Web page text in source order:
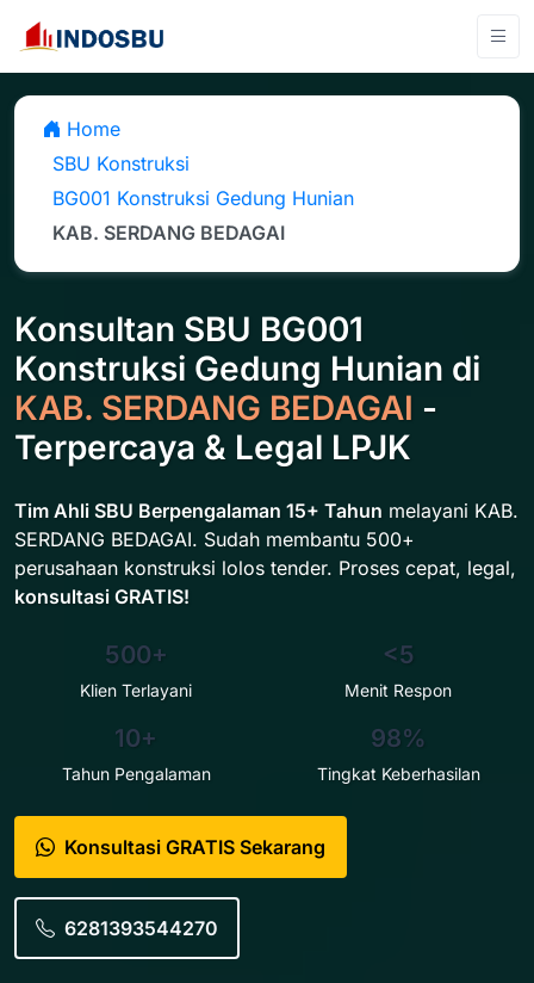
Home
SBU Konstruksi
BG001 Konstruksi Gedung Hunian
KAB. SERDANG BEDAGAI
Konsultan SBU BG001
Konstruksi Gedung Hunian di
KAB. SERDANG BEDAGAI -
Terpercaya & Legal LPJK
Tim Ahli SBU Berpengalaman 15+ Tahun melayani KAB.
SERDANG BEDAGAI. Sudah membantu 500+
perusahaan konstruksi lolos tender. Proses cepat, legal,
konsultasi GRATIS!
500+
Klien Terlayani
<5
Menit Respon
10+
Tahun Pengalaman
98%
Tingkat Keberhasilan
Konsultasi GRATIS Sekarang
6281393544270